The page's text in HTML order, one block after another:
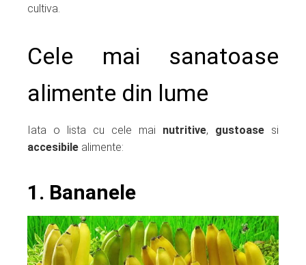
cultiva.
Cele mai sanatoase
alimente din lume
Iata o lista cu cele mai nutritive, gustoase si
accesibile alimente:
1. Bananele